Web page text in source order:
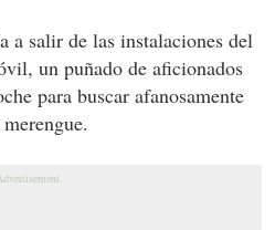
a salir de las instalaciones del
un puñado de aficionados
para buscar afanosamente